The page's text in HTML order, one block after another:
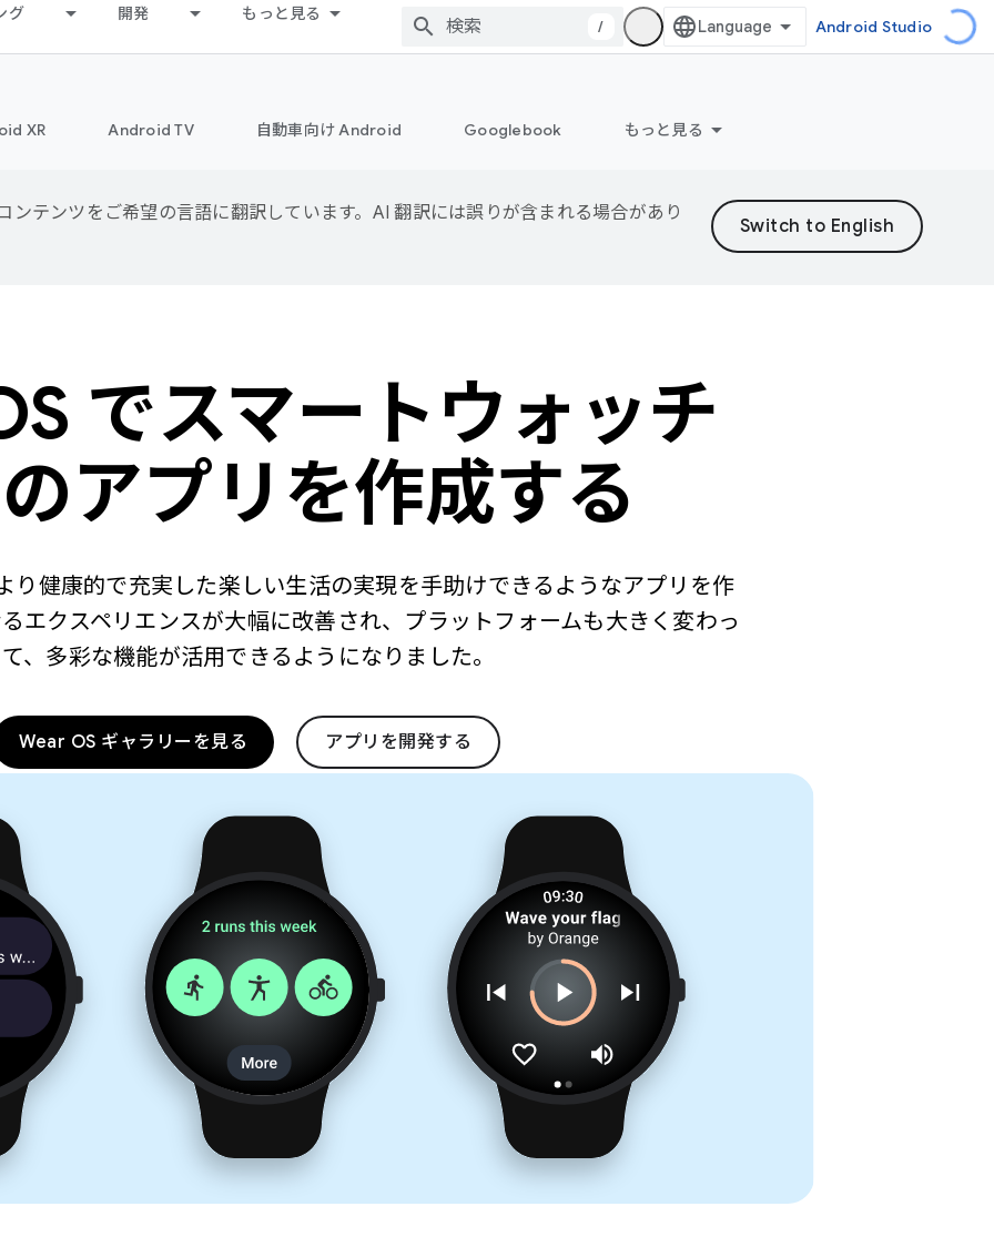
グ 開発 もっと見る
/ Android Studio
XR Android TV 自動車向け Android Googlebook もっと見る
ンテンツをご希望の言語に翻訳しています。AI 翻訳には誤りが含まれる場合があり
でスマートウォッチ
アプリを作成する
り健康的で充実した楽しい生活の実現を手助けできるようなアプリを作
エクスペリエンスが大幅に改善され、プラットフォームも大きく変わっ
て、多彩な機能が活用できるようになりました。
Wear OS ギャラリーを見る アプリを開発する